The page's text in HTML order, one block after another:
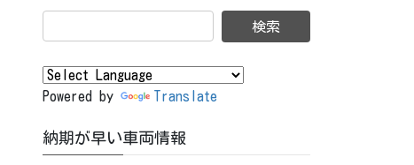
Powered by Translate
納期が早い車両情報